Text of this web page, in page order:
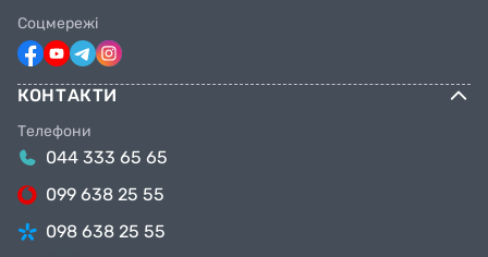
Соцмережі
КОНТАКТИ
Телефони
044 333 65 65
099 638 25 55
098 638 25 55